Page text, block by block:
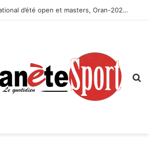
Championnat national d’été open et masters, Oran-2026 — Le CRB s’adjuge le titre